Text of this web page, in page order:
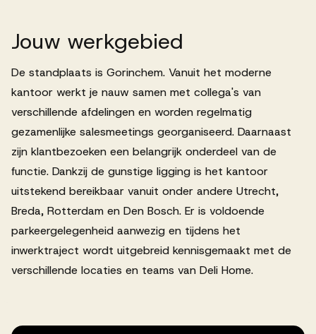
Jouw werkgebied
De standplaats is Gorinchem. Vanuit het moderne
kantoor werkt je nauw samen met collega's van
verschillende afdelingen en worden regelmatig
gezamenlijke salesmeetings georganiseerd. Daarnaast
zijn klantbezoeken een belangrijk onderdeel van de
functie. Dankzij de gunstige ligging is het kantoor
uitstekend bereikbaar vanuit onder andere Utrecht,
Breda, Rotterdam en Den Bosch. Er is voldoende
parkeergelegenheid aanwezig en tijdens het
inwerktraject wordt uitgebreid kennisgemaakt met de
verschillende locaties en teams van Deli Home.